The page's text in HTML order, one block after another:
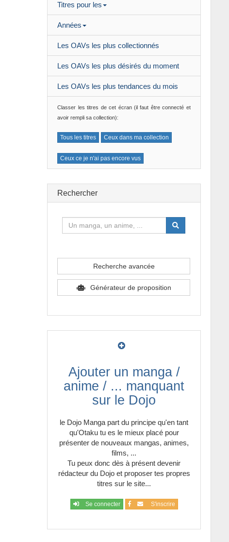
-Amour
- Animaux
-Arts Martiaux
-Aventure
-Baseball
-Basket
-Club
-Comédie
-Contes
Démon
-Drame
-Dresseur de monstre
-Ecchi
Enigme
Espionnage
-Famille
Fantôme
Titres pour les
Années
Les OAVs les plus collectionnés
Les OAVs les plus désirés du moment
Les OAVs les plus tendances du mois
Classer les titres de cet écran (il faut être connecté et
avoir rempli sa collection):
Tous les titres Ceux dans ma collection
Ceux ce je n'ai pas encore vus
Rechercher
Recherche avancée
Générateur de proposition
Ajouter un manga /
anime / ... manquant
sur le Dojo
le Dojo Manga part du principe qu'en tant
qu'Otaku tu es le mieux placé pour
présenter de nouveaux mangas, animes,
films, ...
Tu peux donc dès à présent devenir
rédacteur du Dojo et proposer tes propres
titres sur le site...
Se connecter S'inscrire